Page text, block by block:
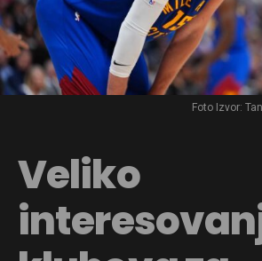
Foto Izvor:
Veliko